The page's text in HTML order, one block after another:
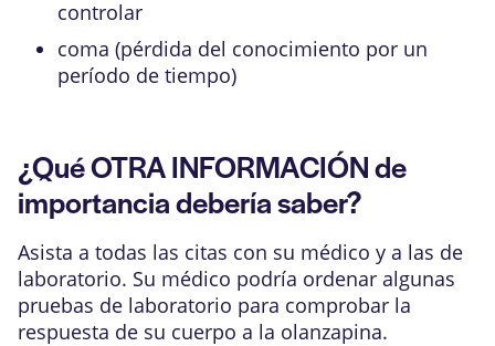
controlar
coma (pérdida del conocimiento por un
período de tiempo)
¿Qué OTRA INFORMACIÓN de
importancia debería saber?
Asista a todas las citas con su médico y a las de
laboratorio. Su médico podría ordenar algunas
pruebas de laboratorio para comprobar la
respuesta de su cuerpo a la olanzapina.